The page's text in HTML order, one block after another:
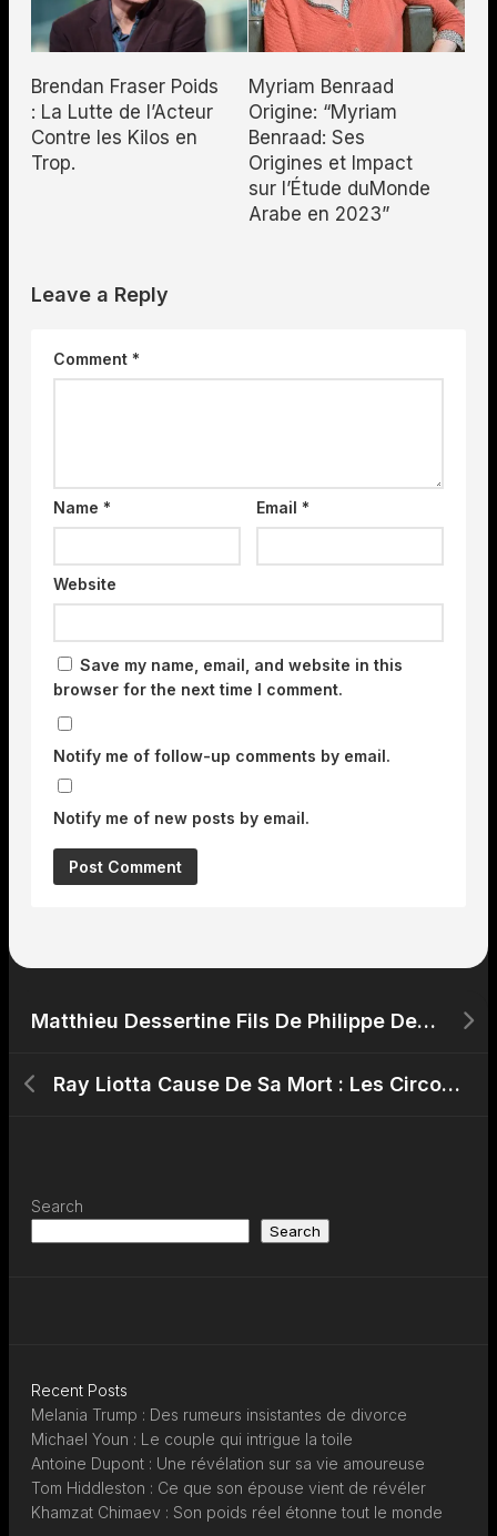
Brendan Fraser Poids
: La Lutte de l’Acteur
Contre les Kilos en
Trop.
Myriam Benraad
Origine: “Myriam
Benraad: Ses
Origines et Impact
sur l’Étude duMonde
Arabe en 2023”
Leave a Reply
Comment *
Name * Email*
Website
Save my name, email, and website in this
browser for the next time I comment.
Notify me of follow-up comments by email.
Notify me of new posts by email.
Matthieu Dessertine Fils De Philippe Dessertine : La Famille du Commentateur Économique
Ray Liotta Cause De Sa Mort : Les Circonstances du Décès Expliquées
Search
Search
Recent Posts
Melania Trump : Des rumeurs insistantes de divorce
Michael Youn : Le couple qui intrigue la toile
Antoine Dupont : Une révélation sur sa vie amoureuse
Tom Hiddleston : Ce que son épouse vient de révéler
Khamzat Chimaev : Son poids réel étonne tout le monde